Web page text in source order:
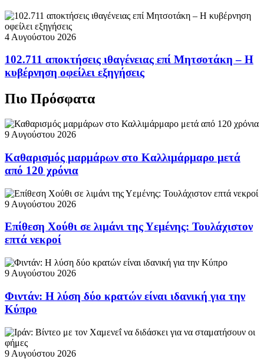
4 Αυγούστου 2026
102.711 αποκτήσεις ιθαγένειας επί Μητσοτάκη – Η
κυβέρνηση οφείλει εξηγήσεις
Πιο Πρόσφατα
9 Αυγούστου 2026
Καθαρισμός μαρμάρων στο Καλλιμάρμαρο μετά
από 120 χρόνια
9 Αυγούστου 2026
Επίθεση Χούθι σε λιμάνι της Υεμένης: Τουλάχιστον
επτά νεκροί
9 Αυγούστου 2026
Φιντάν: Η λύση δύο κρατών είναι ιδανική για την
Κύπρο
9 Αυγούστου 2026